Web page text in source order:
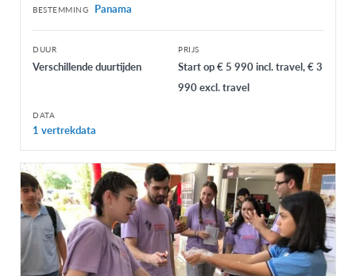
BESTEMMING Panama
DUUR
Verschillende duurtijden
PRIJS
Start op € 5 990 incl. travel, € 3
990 excl. travel
DATA
1 vertrekdata